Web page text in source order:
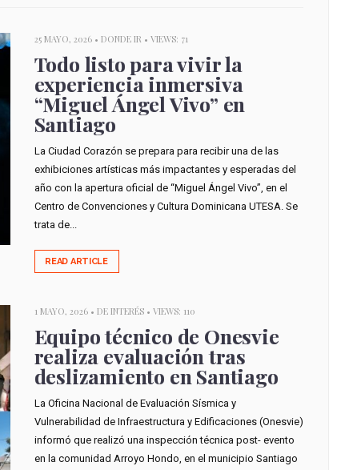
25 MAYO, 2026 • DONDE IR • VIEWS: 71
Todo listo para vivir la
experiencia inmersiva
“Miguel Ángel Vivo” en
Santiago
La Ciudad Corazón se prepara para recibir una de las
exhibiciones artísticas más impactantes y esperadas del
año con la apertura oficial de “Miguel Ángel Vivo”, en el
Centro de Convenciones y Cultura Dominicana UTESA. Se
trata de...
READ ARTICLE
1 MAYO, 2026 • DE INTERÉS• VIEWS: 110
Equipo técnico de Onesvie
realiza evaluación tras
deslizamiento en Santiago
La Oficina Nacional de Evaluación Sísmica y
Vulnerabilidad de Infraestructura y Edificaciones (Onesvie)
informó que realizó una inspección técnica post- evento
en la comunidad Arroyo Hondo, en el municipio Santiago